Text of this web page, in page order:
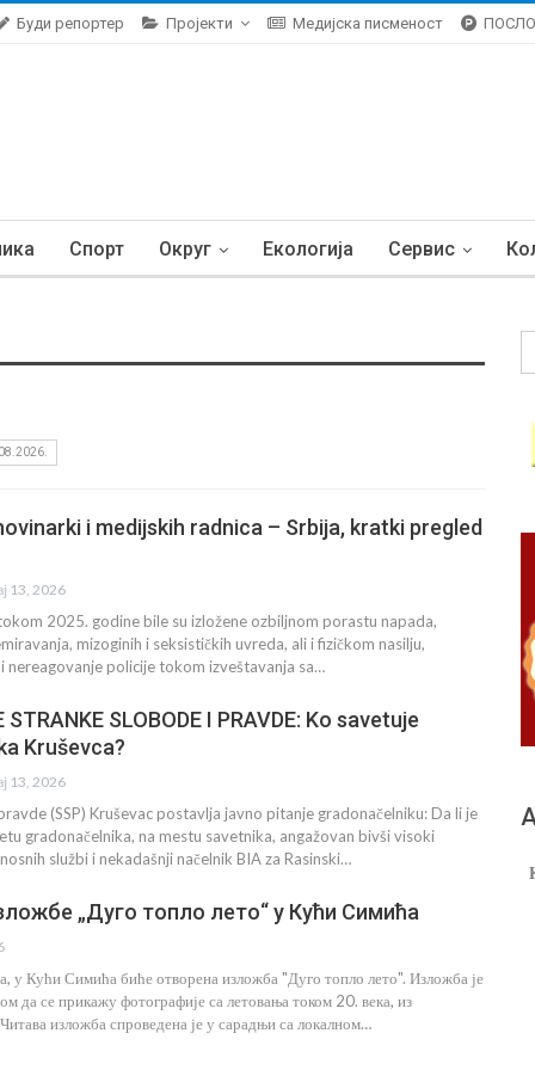
Буди репортер Пројекти Медијска писменост
Спорт Округ Екологија Сервис
i medijskih radnica – Srbija, kratki pregled
13, 2026
2025. godine bile su izložene ozbiljnom porastu napada,
mizoginih i seksističkih uvreda, ali i fizičkom nasilju,
nereagovanje policije tokom izveštavanja sa…
STRANKE SLOBODE I PRAVDE: Ko savetuje
Kruševca?
13, 2026
(SSP) Kruševac postavlja javno pitanje gradonačelniku: Da li je
gradonačelnika, na mestu savetnika, angažovan bivši visoki
službi i nekadašnji načelnik BIA za Rasinski…
„Дуго топло лето“ у Кући Симића
у Кући Симића биће отворена изложба "Дуго топло лето". Изложба је
да се прикажу фотографије са летовања током 20. века, из
изложба спроведена је у сарадњи са локалном…